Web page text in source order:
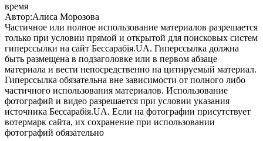
время
Автор:Алиса Морозова
Частичное или полное использование материалов разрешается
только при условии прямой и открытой для поисковых систем
гиперссылки на сайт Бессарабія.UA. Гиперссылка должна
быть размещена в подзаголовке или в первом абзаце
материала и вести непосредственно на цитируемый материал.
Гиперссылка обязательна вне зависимости от полного либо
частичного использования материалов. Использование
фотографий и видео разрешается при условии указания
источника Бессарабія.UA. Если на фотографии присутствует
вотермарк сайта, их сохранение при использовании
фотографий обязательно